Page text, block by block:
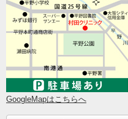
GoogleMapはこちらへ